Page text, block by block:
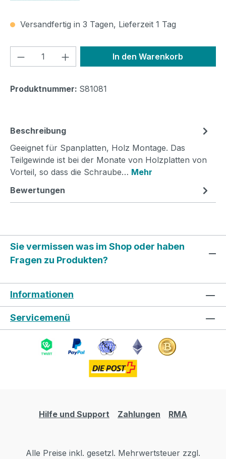
Versandfertig in 3 Tagen, Lieferzeit 1 Tag
Produkt Anzahl: Gib denIn den Warenkorb
Produktnummer: S81081
Beschreibung
Geeignet für Spanplatten, Holz Montage. Das
Teilgewinde ist bei der Monate von Holzplatten von
Vorteil, so dass die Schraube… Mehr
Bewertungen
Sie vermissen was im Shop oder haben
Fragen zu Produkten?
Informationen
Servicemenü
Hilfe und Support Zahlungen RMA
Alle Preise inkl. gesetzl. Mehrwertsteuer zzgl.